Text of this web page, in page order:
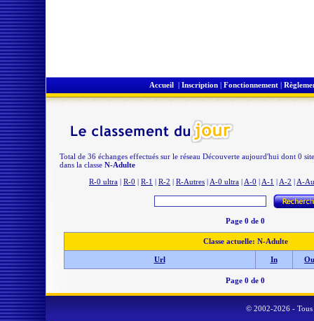
Accueil | Inscription | Fonctionnement |
Total de 36 échanges effectués sur le réseau Découverte aujourd'hui dont 0
dans la classe N-Adulte
R-0 ultra | R-0 | R-1 | R-2 | R-Autres | A-0 ultra | A-0 | A-1 | A-2 | A-
Page 0 de 0
Classe actuelle: N-Adulte
Url In
Page 0 de 0
© 2002-2026 - Tous